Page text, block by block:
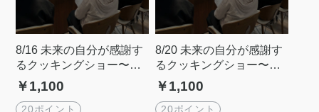
8/16 未来の自分が感謝す
るクッキングショー〜料
理の常識アップデートセ
ミナー＠外苑前
￥1,100
20ポイント
8/20 未来の自分が感謝す
るクッキングショー〜料
理の常識アップデートセ
ミナー＠外苑前
￥1,100
20ポイント